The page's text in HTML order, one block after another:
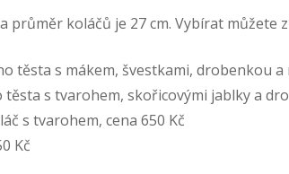
průměr koláčů je 27 cm. Vybírat můžete
těsta s mákem, švestkami, drobenkou a
těsta s tvarohem, skořicovými jablky a
s tvarohem, cena 650 Kč
Kč